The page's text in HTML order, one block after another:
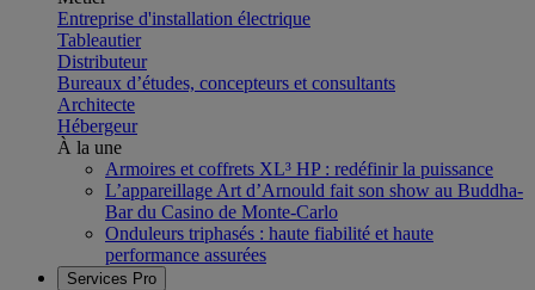
Entreprise d'installation électrique
Tableautier
Distributeur
Bureaux d’études, concepteurs et consultants
Architecte
Hébergeur
À la une
Armoires et coffrets XL³ HP : redéfinir la puissance
L’appareillage Art d’Arnould fait son show au Buddha-
Bar du Casino de Monte-Carlo
Onduleurs triphasés : haute fiabilité et haute
performance assurées
Services Pro